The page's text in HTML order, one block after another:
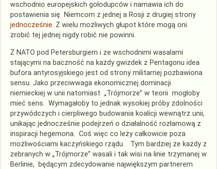
wschodnio europejskich gołodupców i namawia ich do
postawienia się
Niemcom z jednej a Rosji z drugiej strony
jednocześnie. Z wielu możliwych głupot które mogą oni
zrobić tej jednej nigdy robić nie powinni.
Z NATO pod Petersburgiem i ze wschodnimi wasalami
stającymi na baczność na każdy gwizdek z Pentagonu idea
bufora antyrosyjskiego jest od strony militarnej pozbawiona
sensu. Jako przeciwwaga ekonomicznej dominacji
niemieckiej w unii natomiast „Trójmorze” w teorii mogłoby
mieć sens. Wymagałoby to jednak wysokiej próby zdolności
przywódczych i cierpliwego budowania koalicji wewnątrz unii,
unikając jednocześnie podejrzeń o działalność rozłamową z
inspiracji hegemona. Coś więc co leży całkowicie poza
możliwościami kaczyńskiego rządu. Tym bardziej że każdy z
zebranych w „Trójmorze” wasali i tak wisi na linie trzymanej w
Berlinie, będącym zdecydowanie największym partnerem